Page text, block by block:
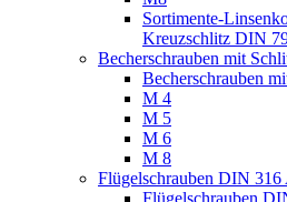
Sortimente-
Kreuzschlitz DIN
Becherschrauben mit
Becherschrauben
M 4
M 5
M 6
M 8
Flügelschrauben DIN 316
Flügelschrauben